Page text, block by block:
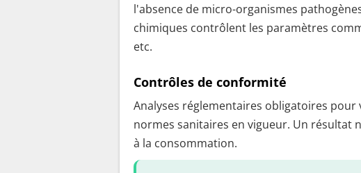
l'absence de micro-organismes
chimiques contrôlent les paramètres
etc.
Contrôles de conformité
Analyses réglementaires obligatoires
normes sanitaires en vigueur. Un
à la consommation.